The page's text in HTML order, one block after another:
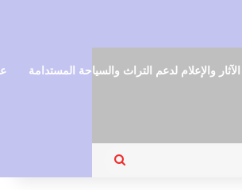
والإعلام لدعم التراث والسياحة المستدامة
بحث